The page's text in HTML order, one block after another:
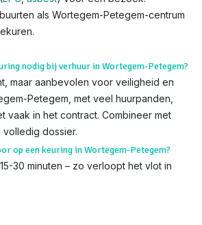
als Wortegem-Petegem-centrum
nodig bij verhuur in Wortegem-Petegem?
maar aanbevolen voor veiligheid en
Petegem, met veel huurpanden,
vaak in het contract. Combineer met
dossier.
op een keuring in Wortegem-Petegem?
30 minuten – zo verloopt het vlot in